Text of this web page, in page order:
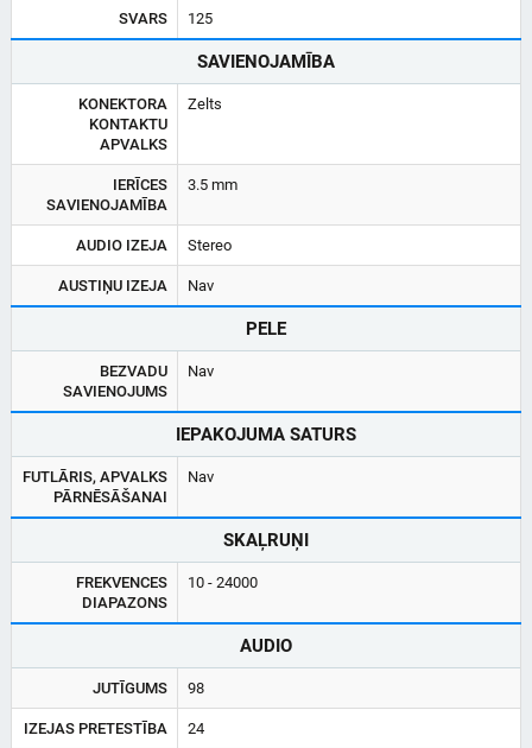
SVARS 125
SAVIENOJAMĪBA
KONEKTORA
KONTAKTU
APVALKS
Zelts
IERĪCES
SAVIENOJAMĪBA
3.5 mm
AUDIO IZEJA Stereo
AUSTIŅU IZEJA Nav
PELE
BEZVADU
SAVIENOJUMS
Nav
IEPAKOJUMA SATURS
FUTLĀRIS, APVALKS
PĀRNĒSĀŠANAI
Nav
SKAĻRUŅI
FREKVENCES
DIAPAZONS
10 - 24000
AUDIO
JUTĪGUMS 98
IZEJAS PRETESTĪBA 24